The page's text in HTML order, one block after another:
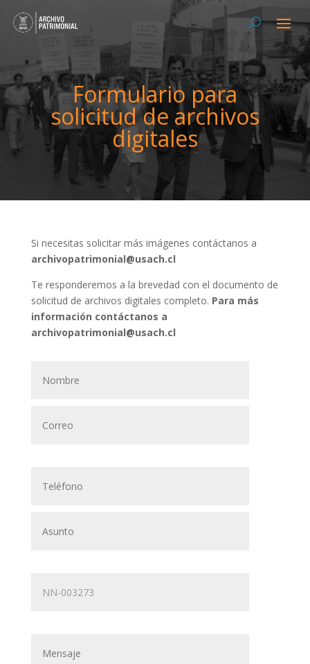
Formulario para
solicitud de archivos
digitales
Si necesitas solicitar más imágenes contáctanos a
archivopatrimonial@usach.cl
Te responderemos a la brevedad con el documento de
solicitud de archivos digitales completo. Para más
información contáctanos a
archivopatrimonial@usach.cl